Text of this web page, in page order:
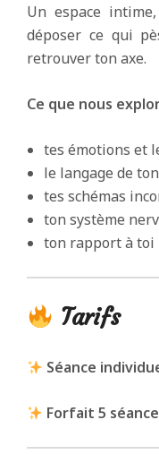
Un espace
déposer ce qui
retrouver ton axe.
Ce que nous
tes émotions et
le langage de
tes schémas
ton système
ton rapport à toi
Tarifs
Séance
Forfait 5